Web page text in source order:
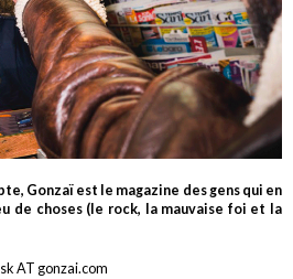
Gonzaï est le magazine des gens qui en
de choses (le rock, la mauvaise foi et la
AT gonzai.com